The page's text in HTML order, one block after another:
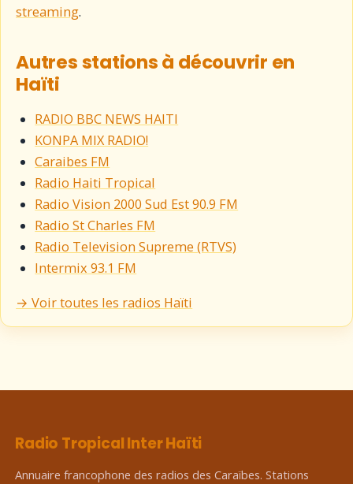
streaming.
Autres stations à découvrir en
Haïti
RADIO BBC NEWS HAITI
KONPA MIX RADIO!
Caraibes FM
Radio Haiti Tropical
Radio Vision 2000 Sud Est 90.9 FM
Radio St Charles FM
Radio Television Supreme (RTVS)
Intermix 93.1 FM
→ Voir toutes les radios Haïti
Radio Tropical Inter Haïti
Annuaire francophone des radios des Caraïbes. Stations